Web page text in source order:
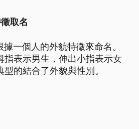
取名
一個人的外貌特徵來命名。
表示男生，伸出小指表示女
的結合了外貌與性別。